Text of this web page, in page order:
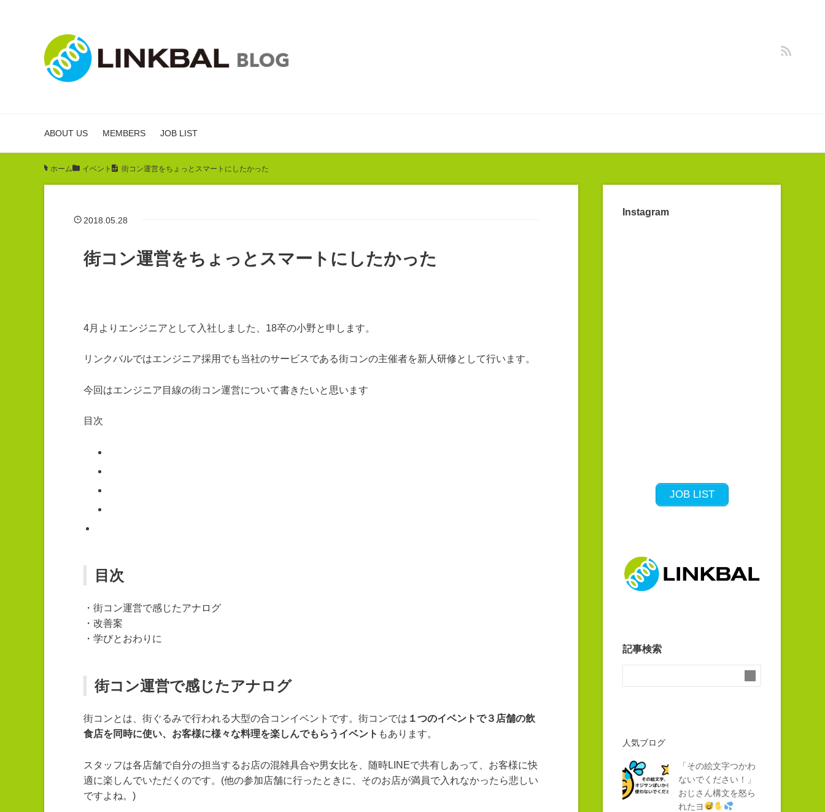
ABOUT US MEMBERS JOB LIST
ホーム / イベント / 街コン運営をちょっとスマートにしたかった
2018.05.28
街コン運営をちょっとスマートにしたかった
4月よりエンジニアとして入社しました、18卒の小野と申します。
リンクバルではエンジニア採用でも当社のサービスである街コンの主催者を新人研修として行います。
今回はエンジニア目線の街コン運営について書きたいと思います
目次
目次
・街コン運営で感じたアナログ
・改善案
・学びとおわりに
街コン運営で感じたアナログ
街コンとは、街ぐるみで行われる大型の合コンイベントです。街コンでは １つのイベントで３店舗の飲
食店を同時に使い、お客様に様々な料理を楽しんでもらうイベント もあります。
スタッフは各店舗で自分の担当するお店の混雑具合や男女比を、随時LINEで共有しあって、お客様に快
適に楽しんでいただくのです。 (他の参加店舗に行ったときに
、そのお店が満員で入れなかったら悲しい
ですよね。)
Instagram
JOB LIST
記事検索
人気ブログ
「その絵文字つかわ
ないでください！」
おじさん構文を怒ら
れたヨ